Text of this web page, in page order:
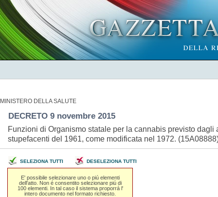
MINISTERO DELLA SALUTE
DECRETO 9 novembre 2015
Funzioni di Organismo statale per la cannabis previsto
stupefacenti del 1961, come modificata nel 1972.
SELEZIONA TUTTI DESELEZIONA TUTTI
E' possibile selezionare uno o piú elementi
dell'atto. Non é consentito selezionare piú di
100 elementi. In tal caso il sistema proporrá l'
intero documento nel formato richiesto.